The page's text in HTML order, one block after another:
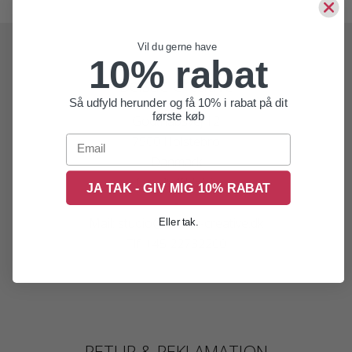
Belsac Creative
Godthåbsvej 12
Danmark
Cvr: 25483596
-
Mail: studio@belsac-creative.dk
Vil du gerne have
10% rabat
Så udfyld herunder og få 10% i rabat på dit
første køb
Email
JA TAK - GIV MIG 10% RABAT
Eller tak.